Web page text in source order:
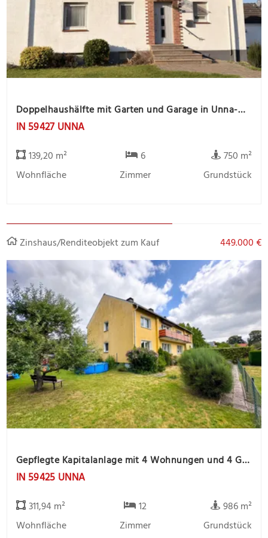
Doppelhaushälfte mit Garten und Garage in Unna-Massen
IN 59427 UNNA
139,20 m²
Wohnfläche
6
Zimmer
750 m²
Grundstück
Zinshaus/Renditeobjekt zum Kauf 449.000 €
Gepflegte Kapitalanlage mit 4 Wohnungen und 4 Garagen, ruhige Lage
IN 59425 UNNA
311,94 m²
Wohnfläche
12
Zimmer
986 m²
Grundstück